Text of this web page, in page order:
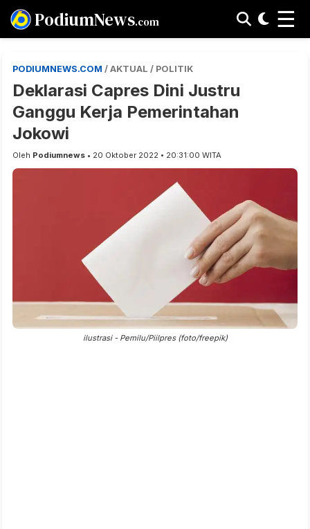
PodiumNews.com ☰
PODIUMNEWS.COM / AKTUAL / POLITIK
Deklarasi Capres Dini Justru
Ganggu Kerja Pemerintahan
Jokowi
Oleh Podiumnews • 20 Oktober 2022 • 20:31:00 WITA
ilustrasi - Pemilu/Piilpres (foto/freepik)